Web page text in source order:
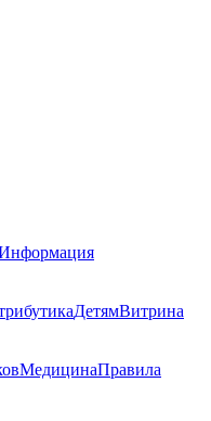
ДетямВитрина
МедицинаПравила